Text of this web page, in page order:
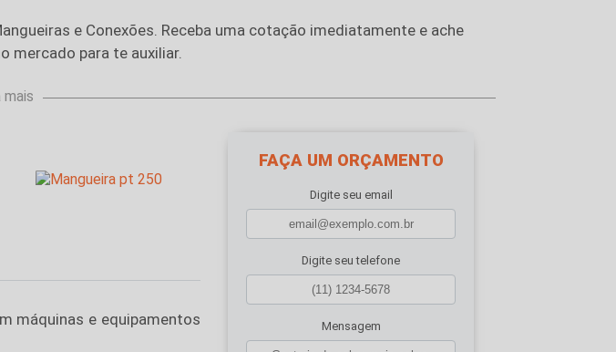
e Conexões. Receba uma cotação imediatamente e ache
mercado para te auxiliar.
mais
máquinas e equipamentos
FAÇA UM ORÇAMENTO
Digite seu email
Digite seu telefone
Mensagem